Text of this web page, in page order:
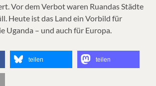
Vor dem Verbot waren Ruandas Städte
Heute ist das Land ein Vorbild für
Uganda – und auch für Europa.
teilen teilen